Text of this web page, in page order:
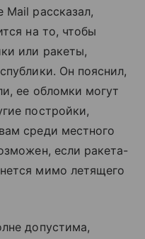
рассказал,
на то, чтобы
или ракеты,
Он пояснил,
ее обломки могут
постройки,
среди местного
если ракета-
мимо летящего
допустима,